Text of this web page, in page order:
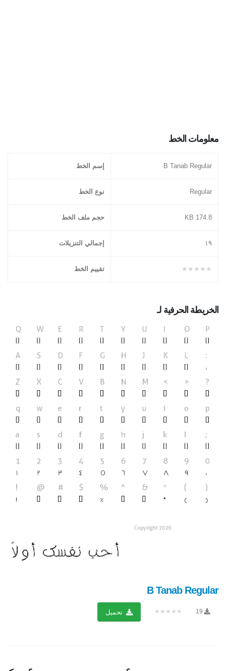
معلومات الخط
B Tanab Regular إسم الخط
Regular نوع الخط
174.8 KB حجم ملف الخط
١۹ إجمالي التنزيلات
★★★★★ تقييم الخط
الخريطة الحرفية لـ
B Tanab Regular
19
★★★★★ تحميل